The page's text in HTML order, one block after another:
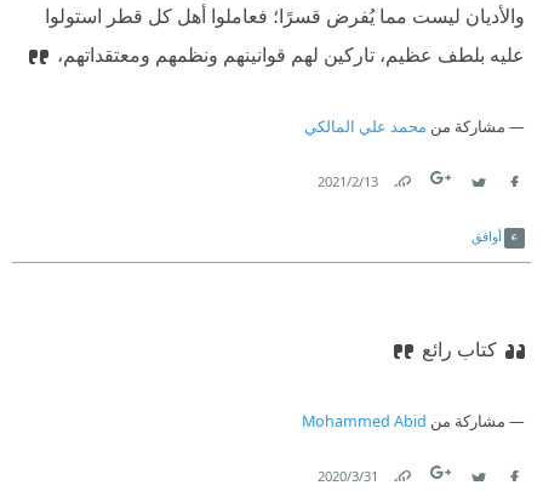
والأديان ليست مما يُفرض قسرًا؛ فعاملوا أهل كل قطر استولوا
عليه بلطف عظيم، تاركين لهم قوانينهم ونظمهم ومعتقداتهم،
مشاركة من محمد علي المالكي
13‏/2‏/2021
أوافق
كتاب رائع
مشاركة من Mohammed Abid
31‏/3‏/2020